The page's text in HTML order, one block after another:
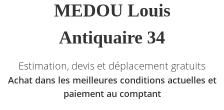
MEDOU Louis
Antiquaire 34
Estimation, devis et déplacement gratuits
Achat dans les meilleures conditions actuelles et
paiement au comptant